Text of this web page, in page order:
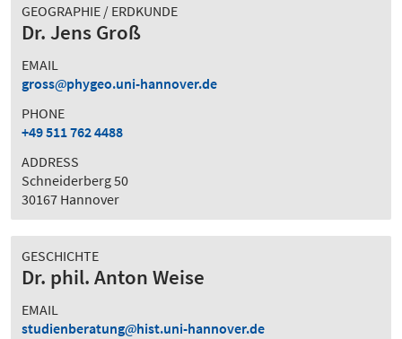
GEOGRAPHIE / ERDKUNDE
Dr. Jens Groß
EMAIL
gross
phygeo.uni-hannover.de
PHONE
+49 511 762 4488
ADDRESS
Schneiderberg 50
30167 Hannover
GESCHICHTE
Dr. phil. Anton Weise
EMAIL
studienberatung
hist.uni-hannover.de